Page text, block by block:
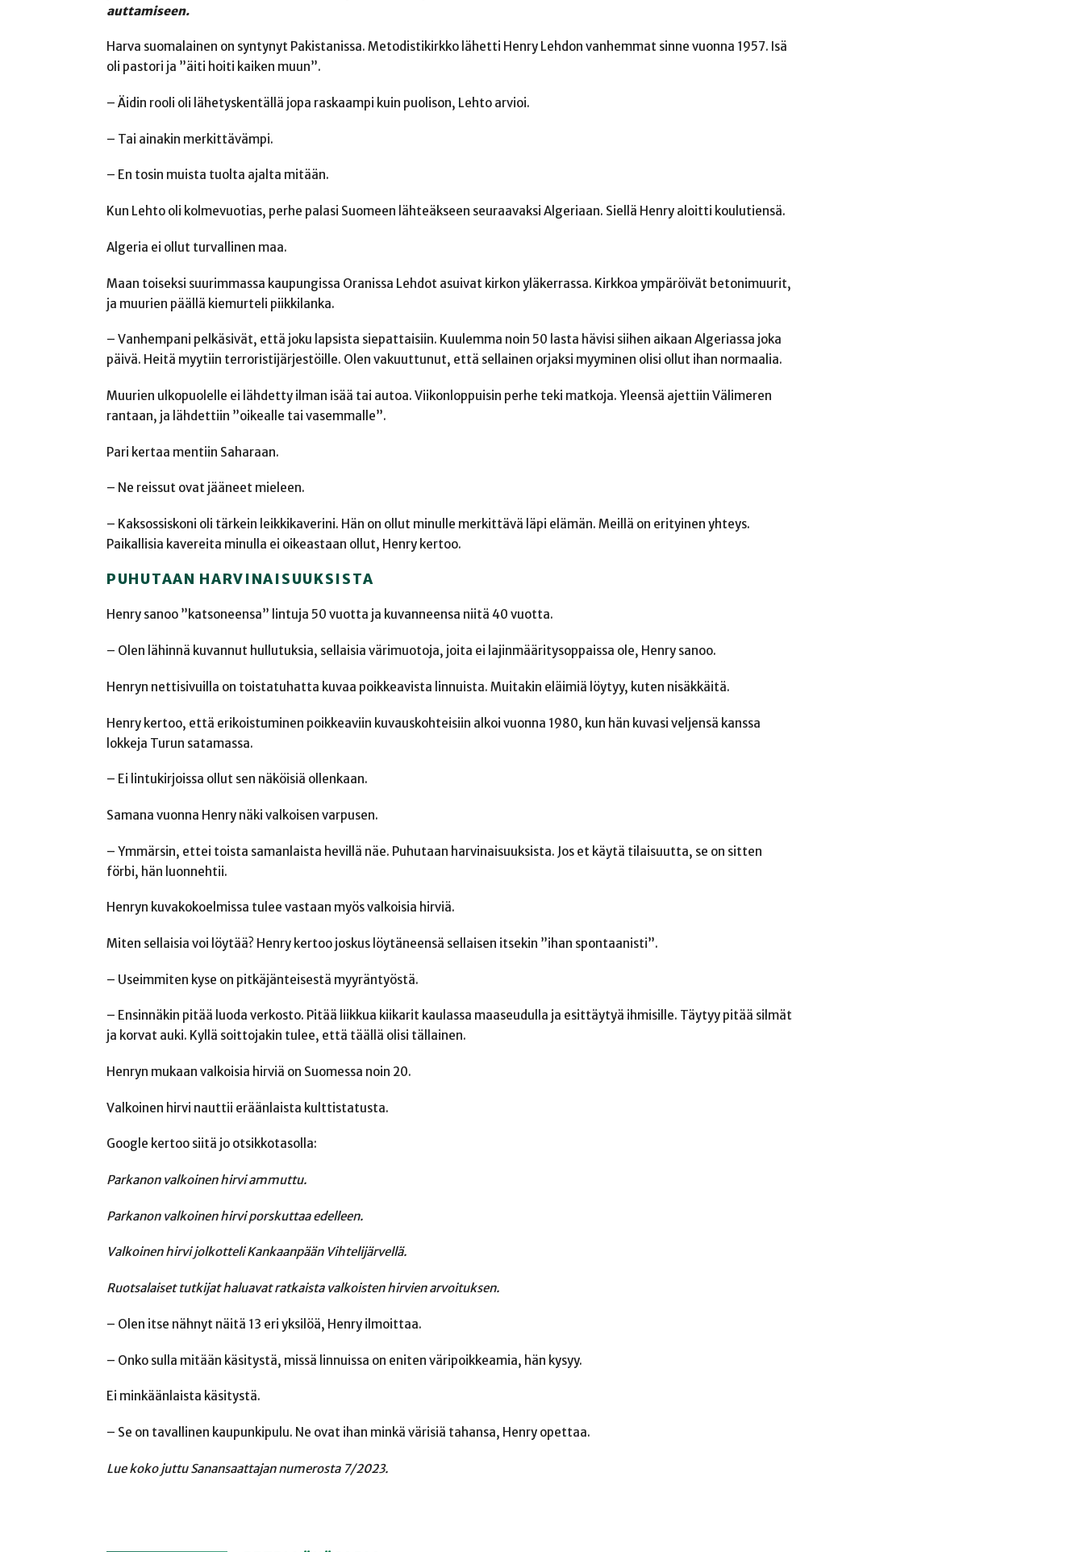
auttamiseen.
Harva suomalainen on syntynyt Pakistanissa. Metodistikirkko lähetti Henry Lehdon vanhemmat sinne vuonna 1957. Isä
oli pastori ja ”äiti hoiti kaiken muun”.
– Äidin rooli oli lähetyskentällä jopa raskaampi kuin puolison, Lehto arvioi.
– Tai ainakin merkittävämpi.
– En tosin muista tuolta ajalta mitään.
Kun Lehto oli kolmevuotias, perhe palasi Suomeen lähteäkseen seuraavaksi Algeriaan. Siellä Henry aloitti koulutiensä.
Algeria ei ollut turvallinen maa.
Maan toiseksi suurimmassa kaupungissa Oranissa Lehdot asuivat kirkon yläkerrassa. Kirkkoa ympäröivät betonimuurit,
ja muurien päällä kiemurteli piikkilanka.
– Vanhempani pelkäsivät, että joku lapsista siepattaisiin. Kuulemma noin 50 lasta hävisi siihen aikaan Algeriassa joka
päivä. Heitä myytiin terroristijärjestöille. Olen vakuuttunut, että sellainen orjaksi myyminen olisi ollut ihan normaalia.
Muurien ulkopuolelle ei lähdetty ilman isää tai autoa. Viikonloppuisin perhe teki matkoja. Yleensä ajettiin Välimeren
rantaan, ja lähdettiin ”oikealle tai vasemmalle”.
Pari kertaa mentiin Saharaan.
– Ne reissut ovat jääneet mieleen.
– Kaksossiskoni oli tärkein leikkikaverini. Hän on ollut minulle merkittävä läpi elämän. Meillä on erityinen yhteys.
Paikallisia kavereita minulla ei oikeastaan ollut, Henry kertoo.
PUHUTAAN HARVINAISUUKSISTA
Henry sanoo ”katsoneensa” lintuja 50 vuotta ja kuvanneensa niitä 40 vuotta.
– Olen lähinnä kuvannut hullutuksia, sellaisia värimuotoja, joita ei lajinmääritysoppaissa ole, Henry sanoo.
Henryn nettisivuilla on toistatuhatta kuvaa poikkeavista linnuista. Muitakin eläimiä löytyy, kuten nisäkkäitä.
Henry kertoo, että erikoistuminen poikkeaviin kuvauskohteisiin alkoi vuonna 1980, kun hän kuvasi veljensä kanssa
lokkeja Turun satamassa.
– Ei lintukirjoissa ollut sen näköisiä ollenkaan.
Samana vuonna Henry näki valkoisen varpusen.
– Ymmärsin, ettei toista samanlaista hevillä näe. Puhutaan harvinaisuuksista. Jos et käytä tilaisuutta, se on sitten
förbi, hän luonnehtii.
Henryn kuvakokoelmissa tulee vastaan myös valkoisia hirviä.
Miten sellaisia voi löytää? Henry kertoo joskus löytäneensä sellaisen itsekin ”ihan spontaanisti”.
– Useimmiten kyse on pitkäjänteisestä myyräntyöstä.
– Ensinnäkin pitää luoda verkosto. Pitää liikkua kiikarit kaulassa maaseudulla ja esittäytyä ihmisille. Täytyy pitää silmät
ja korvat auki. Kyllä soittojakin tulee, että täällä olisi tällainen.
Henryn mukaan valkoisia hirviä on Suomessa noin 20.
Valkoinen hirvi nauttii eräänlaista kulttistatusta.
Google kertoo siitä jo otsikkotasolla:
Parkanon valkoinen hirvi ammuttu.
Parkanon valkoinen hirvi porskuttaa edelleen.
Valkoinen hirvijolkotteli Kankaanpään Vihtelijärvellä.
Ruotsalaiset tutkijat haluavat ratkaista valkoisten hirvien arvoituksen.
– Olen itse nähnyt näitä 13 eri yksilöä, Henry ilmoittaa.
– Onko sulla mitään käsitystä, missä linnuissa on eniten väripoikkeamia, hän kysyy.
Ei minkäänlaista käsitystä.
– Se on tavallinen kaupunkipulu. Ne ovat ihan minkä värisiä tahansa, Henry opettaa.
Lue koko juttu Sanansaattajan numerosta 7/2023.